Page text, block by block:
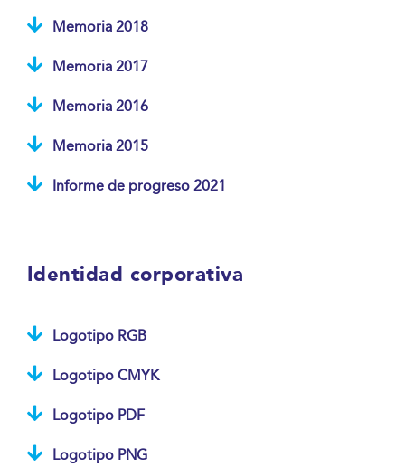
Memoria 2018
Memoria 2017
Memoria 2016
Memoria 2015
Informe de progreso 2021
Identidad corporativa
Logotipo RGB
Logotipo CMYK
Logotipo PDF
Logotipo PNG